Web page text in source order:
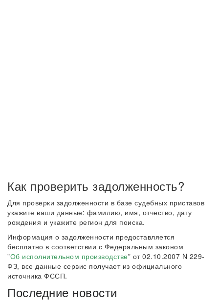
Как проверить задолженность?
Для проверки задолженности в базе судебных приставов
укажите ваши данные: фамилию, имя, отчество, дату
рождения и укажите регион для поиска.
Информация о задолженности предоставляется
бесплатно в соответствии с Федеральным законом
"Об исполнительном производстве" от 02.10.2007 N 229-
ФЗ, все данные сервис получает из официального
источника ФССП.
Последние новости